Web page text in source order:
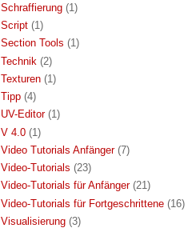
Schraffierung (1)
Script (1)
Section Tools (1)
Technik (2)
Texturen (1)
Tipp (4)
UV-Editor (1)
V 4.0 (1)
Video Tutorials Anfänger (7)
Video-Tutorials (23)
Video-Tutorials für Anfänger (21)
Video-Tutorials für Fortgeschrittene (16)
Visualisierung (3)